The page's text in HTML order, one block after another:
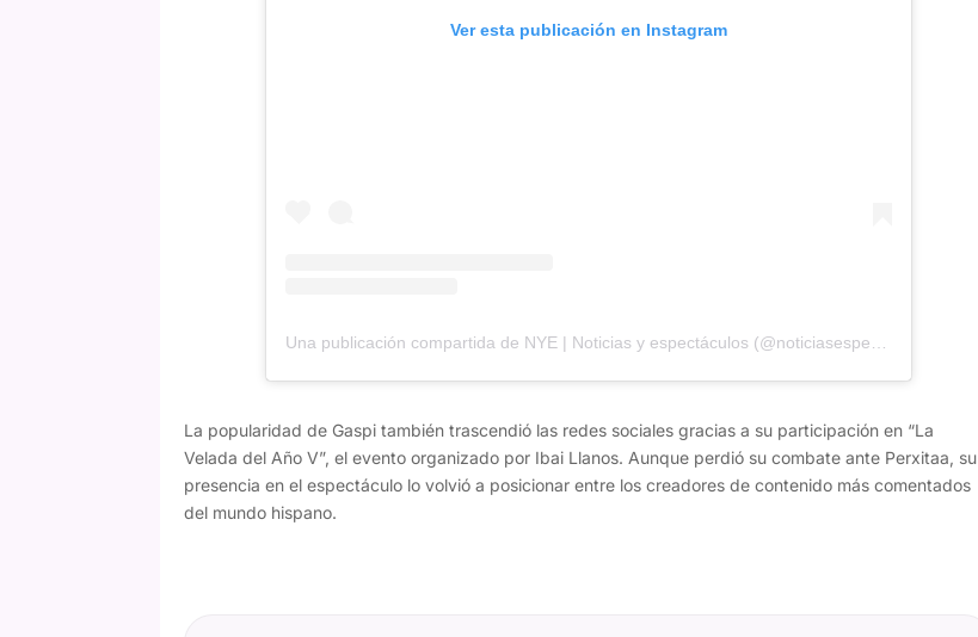
Ver esta publicación en Instagram
La popularidad de Gaspi también trascendió las redes sociales gracias a su participación en “La
Velada del Año V”, el evento organizado por Ibai Llanos. Aunque perdió su combate ante Perxitaa, su
presencia en el espectáculo lo volvió a posicionar entre los creadores de contenido más comentados
del mundo hispano.